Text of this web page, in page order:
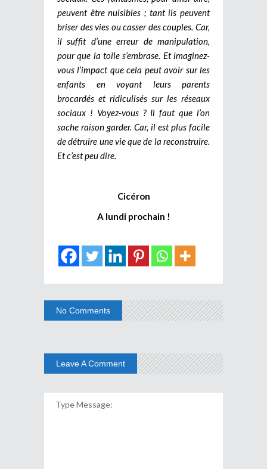
peuvent être nuisibles ; tant ils peuvent
briser des vies ou casser des couples. Car,
il suffit d’une erreur de manipulation,
pour que la toile s’embrase. Et imaginez-
vous l’impact que cela peut avoir sur les
enfants en voyant leurs parents
brocardés et ridiculisés sur les réseaux
sociaux ! Voyez-vous ? Il faut que l’on
sache raison garder. Car, il est plus facile
de détruire une vie que de la reconstruire.
Et c’est peu dire.
Cicéron
A lundi prochain !
No Comments
Leave A Comment